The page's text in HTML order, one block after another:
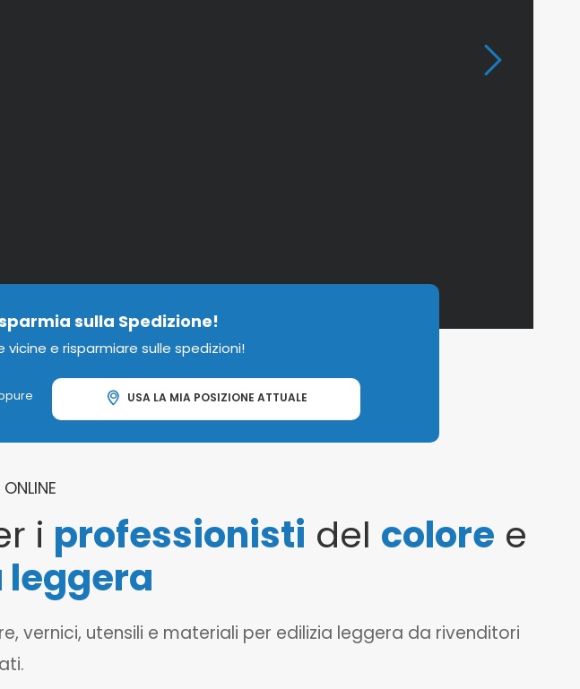
sulla Spedizione!
e risparmiare sulle spedizioni!
USA LA MIA POSIZIONE ATTUALE
i professionisti del colore e
leggera
vernici, utensili e materiali per edilizia leggera da rivenditori